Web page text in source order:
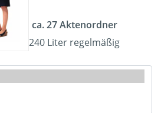
ca. 27 Aktenordner
240 Liter regelmäßig